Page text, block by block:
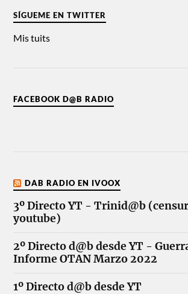
SÍGUEME EN TWITTER
Mis tuits
FACEBOOK D@B RADIO
DAB RADIO EN IVOOX
3º Directo YT - Trinid@b
youtube)
2º Directo d@b desde YT -
Informe OTAN Marzo 2022
1º Directo d@b desde YT